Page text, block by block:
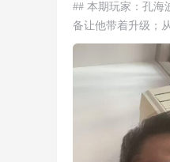
## 本期玩家：孔
备让他带着升级；